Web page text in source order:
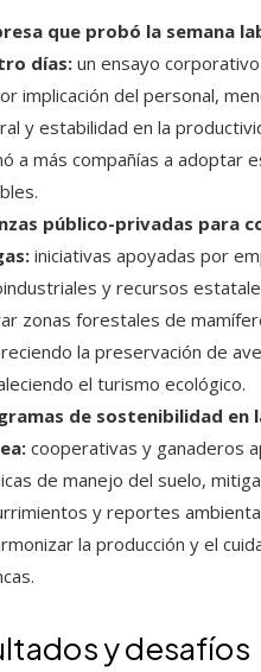
que probó la semana
días:un ensayo
implicación del personal,
y estabilidad en la
a más compañías a adoptar
público-privadas para
iniciativas apoyadas por
y recursos
zonas forestales de
la preservación de
el turismo ecológico.
de sostenibilidad en
cooperativas y ganaderos
de manejo del suelo,
y reportes
la producción y el
y desafíos